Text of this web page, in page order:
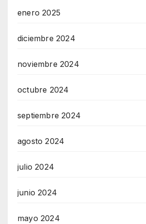
enero 2025
diciembre 2024
noviembre 2024
octubre 2024
septiembre 2024
agosto 2024
julio 2024
junio 2024
mayo 2024